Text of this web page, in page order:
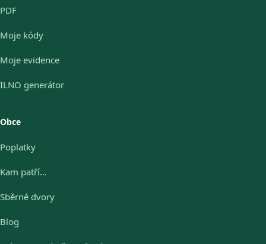
PDF
Moje kódy
Moje evidence
ILNO generátor
Obce
Poplatky
Kam patří…
Sběrné dvory
Blog